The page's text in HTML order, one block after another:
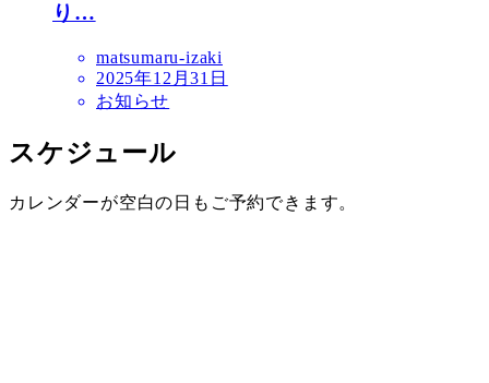
り…
matsumaru-izaki
2025年12月31日
お知らせ
スケジュール
カレンダーが空白の日もご予約できます。